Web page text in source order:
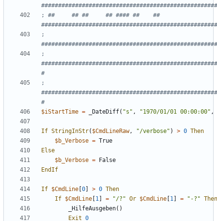
; ##     ## ##     ## #### ##    ##
;
;
;
$iStartTime = _DateDiff( "s" , "1970/01/01 00:00:00" ,
If StringInStr( $CmdLineRaw, "/verbose" ) > 0 Then
$b_Verbose = True
Else
$b_Verbose = False
EndIf
If $CmdLine [0] > 0 Then
If $CmdLine [1 ] = "/?" Or $CmdLine [1 ] = "-?" Then
_HilfeAusgeben()
Exit 0